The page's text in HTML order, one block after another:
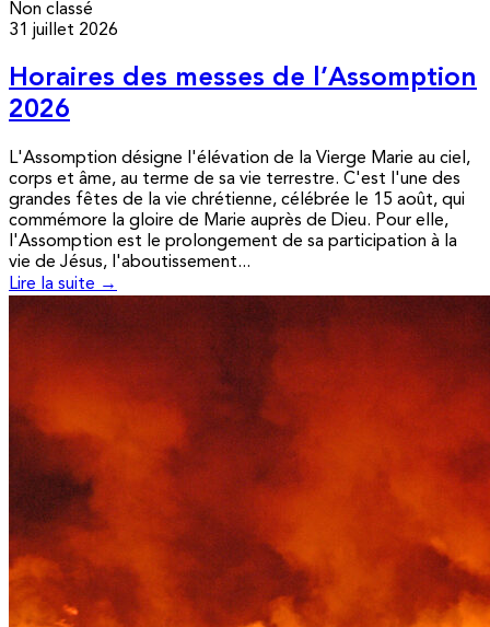
Non classé
31 juillet 2026
Horaires des messes de l’Assomption
2026
L'Assomption désigne l'élévation de la Vierge Marie au ciel,
corps et âme, au terme de sa vie terrestre. C'est l'une des
grandes fêtes de la vie chrétienne, célébrée le 15 août, qui
commémore la gloire de Marie auprès de Dieu. Pour elle,
l'Assomption est le prolongement de sa participation à la
vie de Jésus, l'aboutissement...
Lire la suite →